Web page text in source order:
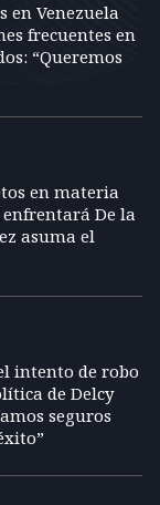
en Venezuela
frecuentes en
“Queremos
en materia
De la
asuma el
intento de robo
de Delcy
seguros